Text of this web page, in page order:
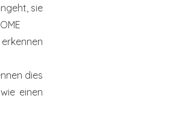
sie
dies
einen